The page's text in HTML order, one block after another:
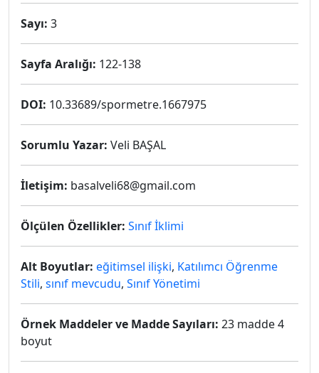
Sayı: 3
Sayfa Aralığı: 122-138
DOI: 10.33689/spormetre.1667975
Sorumlu Yazar: Veli BAŞAL
İletişim: basalveli68@gmail.com
Ölçülen Özellikler: Sınıf İklimi
Alt Boyutlar: eğitimsel ilişki, Katılımcı Öğrenme
Stili, sınıf mevcudu, Sınıf Yönetimi
Örnek Maddeler ve Madde Sayıları: 23 madde 4
boyut